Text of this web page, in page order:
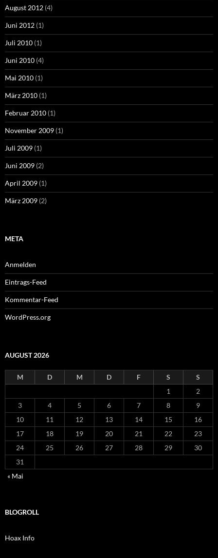
August 2012 (4)
Juni 2012 (1)
Juli 2010 (1)
Juni 2010 (4)
Mai 2010 (1)
März 2010 (1)
Februar 2010 (1)
November 2009 (1)
Juli 2009 (1)
Juni 2009 (2)
April 2009 (1)
März 2009 (2)
META
Anmelden
Eintrags-Feed
Kommentar-Feed
WordPress.org
AUGUST 2026
M D M D F S
S
1
2
3
4 5 6 7 8
9
10
11 12 13 14 15
16
17
18 19 20 21 22
23
24
25 26 27 28 29
30
31
« Mai
BLOGROLL
Hoax Info